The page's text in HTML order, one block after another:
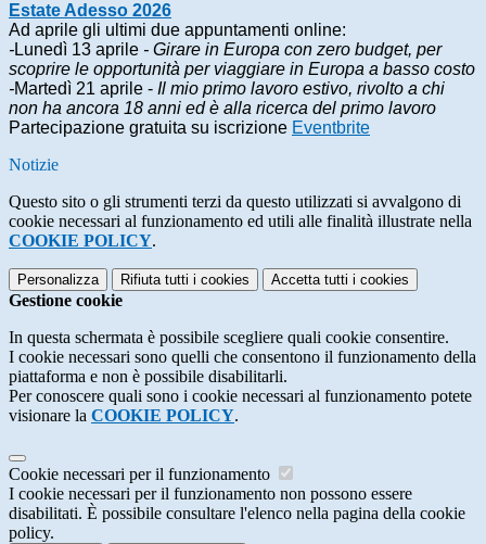
Estate Adesso 2026
Ad aprile gli ultimi due appuntamenti online:
-Lunedì 13 aprile - Girare in Europa con zero budget, per
scoprire le opportunità per viaggiare in Europa a basso costo
-Martedì 21 aprile - Il mio primo lavoro estivo, rivolto a chi
non ha ancora 18 anni ed è alla ricerca del primo lavoro
Partecipazione gratuita su iscrizione Eventbrite
Notizie
Questo sito o gli strumenti terzi da questo utilizzati si avvalgono di
cookie necessari al funzionamento ed utili alle finalità illustrate nella
COOKIE POLICY.
Personalizza Rifiuta tutti i cookies Accetta tutti i cookies
Gestione cookie
In questa schermata è possibile scegliere quali cookie consentire.
I cookie necessari sono quelli che consentono il funzionamento della
piattaforma e non è possibile disabilitarli.
Per conoscere quali sono i cookie necessari al funzionamento potete
visionare la COOKIE POLICY.
Cookie necessari per il funzionamento
I cookie necessari per il funzionamento non possono essere
disabilitati. È possibile consultare l'elenco nella pagina della cookie
policy.